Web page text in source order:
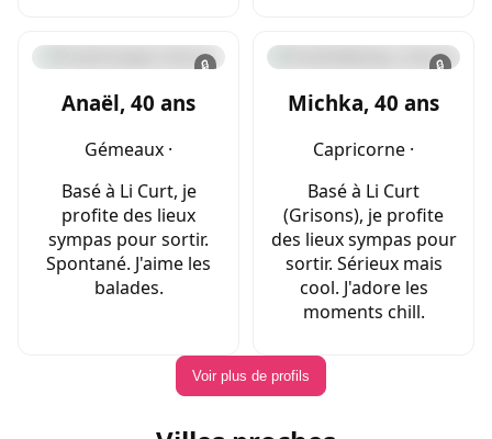
🔒
Anaël, 40 ans
Gémeaux ·
Basé à Li Curt, je
profite des lieux
sympas pour sortir.
Spontané. J'aime les
balades.
🔒
Michka, 40 ans
Capricorne ·
Basé à Li Curt
(Grisons), je profite
des lieux sympas pour
sortir. Sérieux mais
cool. J'adore les
moments chill.
Voir plus de profils